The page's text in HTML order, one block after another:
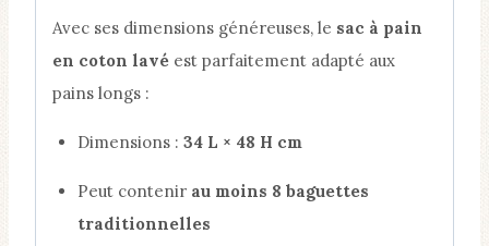
Avec ses dimensions généreuses, le sac à pain
en coton lavé est parfaitement adapté aux
pains longs :
Dimensions : 34 L × 48 H cm
Peut contenir au moins 8 baguettes
traditionnelles